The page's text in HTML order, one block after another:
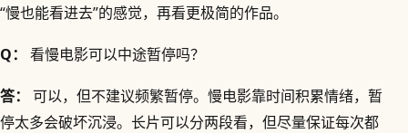
“慢也能看进去”的感觉，再看更极简的作品。
Q： 看慢电影可以中途暂停吗？
答：
可以，但不建议频繁暂停。慢电影靠时间积累情绪，暂
停太多会破坏沉浸。长片可以分两段看，但尽量保证每次都